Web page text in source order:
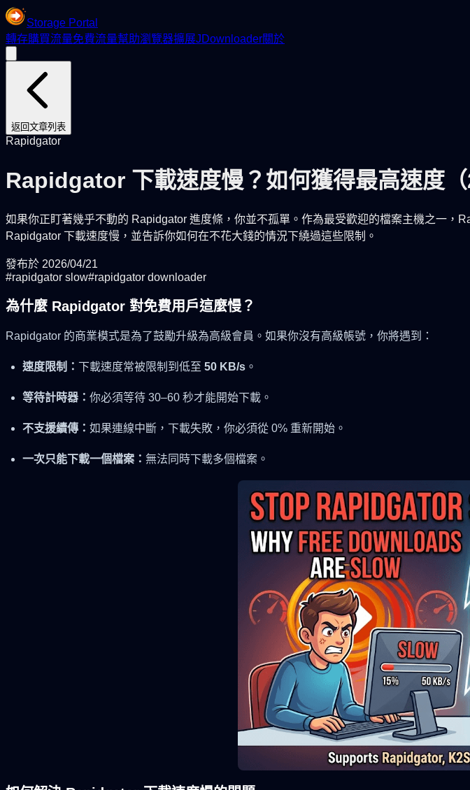
Storage Portal
轉存購買流量免費流量幫助瀏覽器擴展JDownloader關於
返回文章列表
Rapidgator
Rapidgator 下載速度慢？如何獲得最高速度（
如果你正盯著幾乎不動的 Rapidgator 進度條，你並不孤單。作為最受歡迎的檔案主機之一
Rapidgator 下載速度慢，並告訴你如何在不花大錢的情況下繞過這些限制。
發布於 2026/04/21
#rapidgator slow#rapidgator downloader
為什麼 Rapidgator 對免費用戶這麼慢？
Rapidgator 的商業模式是為了鼓勵升級為高級會員。如果你沒有高級帳號，你將遇到：
速度限制： 下載速度常被限制到低至 50 KB/s 。
等待計時器： 你必須等待 30–60 秒才能開始下載。
不支援續傳： 如果連線中斷，下載失敗，你必須從 0% 重新開始。
一次只能下載一個檔案： 無法同時下載多個檔案。